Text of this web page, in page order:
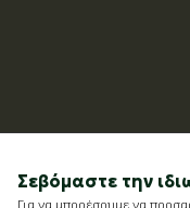
Σεβόμαστε την